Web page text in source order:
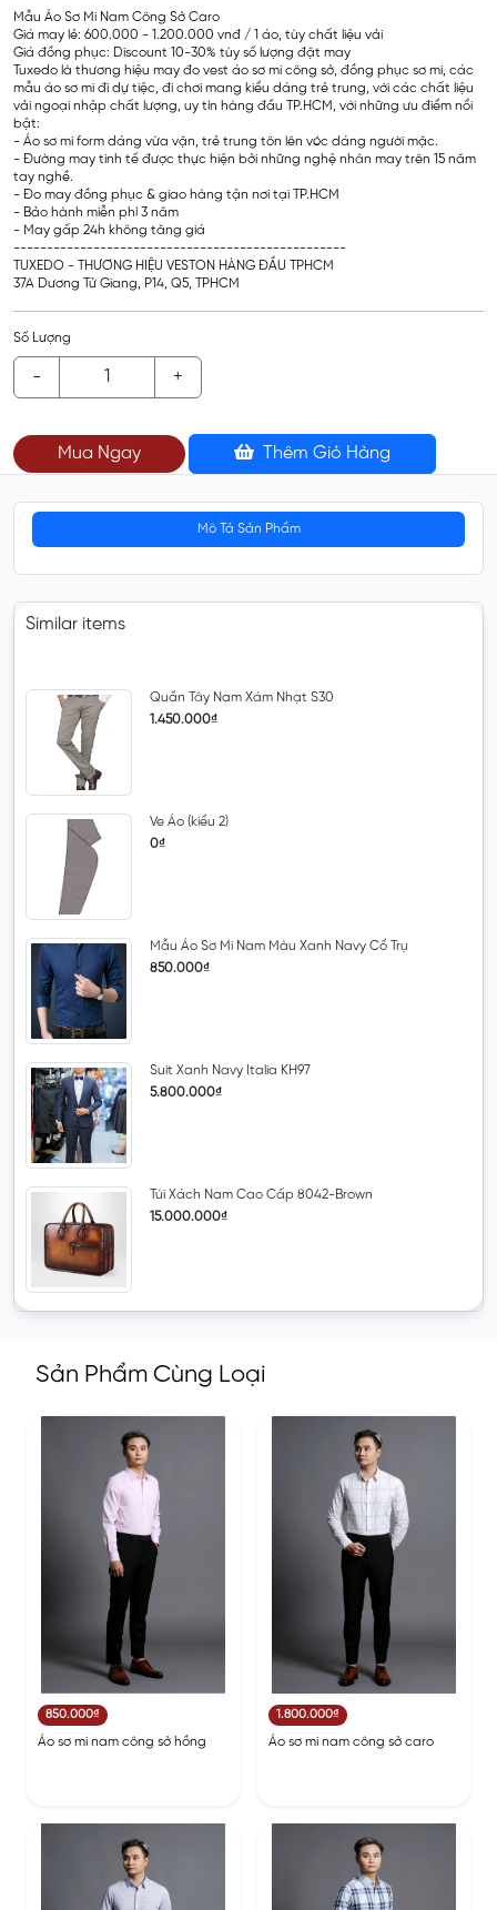
Mẫu Áo Sơ Mi Nam Công Sở Caro
Giá may lẻ: 600.000 - 1.200.000 vnđ / 1 áo, tùy chất liệu vải
Giá đồng phục: Discount 10-30% tùy số lượng đặt may
Tuxedo là thương hiệu may đo vest áo sơ mi công sở, đồng phục sơ mi, các
mẫu áo sơ mi đi dự tiệc, đi chơi mang kiểu dáng trẻ trung, với các chất liệu
vải ngoại nhập chất lượng, uy tín hàng đầu TP.HCM, với những ưu điểm nổi
bật:
- Áo sơ mi form dáng vừa vặn, trẻ trung tôn lên vóc dáng người mặc.
- Đường may tinh tế được thực hiện bởi những nghệ nhân may trên 15 năm
tay nghề.
- Đo may đồng phục & giao hàng tận nơi tại TP.HCM
- Bảo hành miễn phí 3 năm
- May gấp 24h không tăng giá
--------------------------------------------------
TUXEDO - THƯƠNG HIỆU VESTON HÀNG ĐẦU TPHCM
37A Dương Tử Giang, P14, Q5, TPHCM
Số Lượng
- +
Mua Ngay Thêm Giỏ Hàng
Mô Tả Sản Phẩm
Similar items
Quần Tây Nam Xám Nhạt S30
1.450.000₫
Ve Áo (kiểu 2)
0₫
Mẫu Áo Sơ Mi Nam Màu Xanh Navy Cổ Trụ
850.000₫
Suit Xanh Navy Italia KH97
5.800.000₫
Túi Xách Nam Cao Cấp 8042-Brown
15.000.000₫
Sản Phẩm Cùng Loại
850.000₫
Áo sơ mi nam công sở hồng
1.800.000₫
Áo sơ mi nam công sở caro